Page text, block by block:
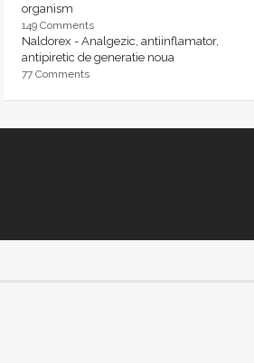
organism
149 Comments
Naldorex - Analgezic, antiinflamator,
antipiretic de generatie noua
77 Comments